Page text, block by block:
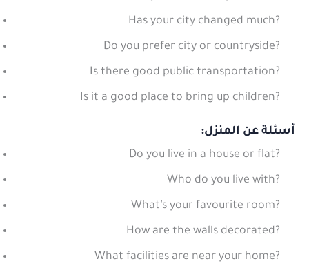
Has your city changed much?
Do you prefer city or countryside?
Is there good public transportation?
Is it a good place to bring up children?
أسئلة عن المنزل:
Do you live in a house or flat?
Who do you live with?
What’s your favourite room?
How are the walls decorated?
What facilities are near your home?